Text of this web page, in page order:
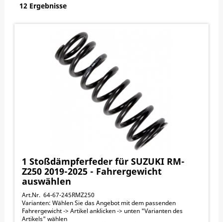
12 Ergebnisse
1 Stoßdämpferfeder für SUZUKI RM-
Z250 2019-2025 - Fahrergewicht
auswählen
Art.Nr. 64-67-245RMZ250
Varianten: Wählen Sie das Angebot mit dem passenden
Fahrergewicht -> Artikel anklicken -> unten "Varianten des
Artikels" wählen